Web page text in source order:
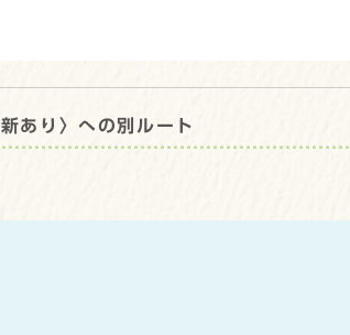
あり〉への別ルート